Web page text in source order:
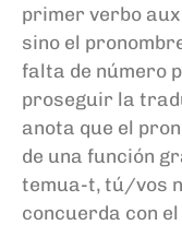
primer verbo
sino el
falta de número
proseguir la
anota que el
de una función
temua-t, tú/vos
concuerda con